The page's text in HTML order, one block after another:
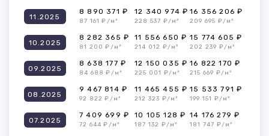
11.2025
8 890 371 ₽
87 161 ₽/м²
12 340 974 ₽
228 537 ₽/м²
16 356 206 ₽
209 695 ₽/м²
10.2025
8 282 365 ₽
81 200 ₽/м²
11 556 650 ₽
214 012 ₽/м²
15 774 605 ₽
202 239 ₽/м²
09.2025
8 638 177 ₽
84 688 ₽/м²
12 150 035 ₽
225 001 ₽/м²
16 822 170 ₽
215 669 ₽/м²
08.2025
9 467 814 ₽
92 822 ₽/м²
11 465 455 ₽
212 323 ₽/м²
15 533 791 ₽
199 151 ₽/м²
07.2025
7 409 699 ₽
72 644 ₽/м²
10 105 128 ₽
187 132 ₽/м²
14 176 279 ₽
181 747 ₽/м²